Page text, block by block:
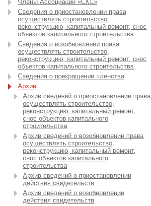
Члены Ассоциации «СКС»
Сведения о приостановлении права
осуществлять строительство,
реконструкцию, капитальный ремонт, снос
объектов капитального строительства
Сведения о возобновлении права
осуществлять строительство,
реконструкцию, капитальный ремонт, снос
объектов капитального строительства
Сведения о прекращении членства
Архив
Архив сведений о приостановлении права
осуществлять строительство,
реконструкцию, капитальный ремонт,
снос объектов капитального
строительства
Архив сведений о возобновлении права
осуществлять строительство,
реконструкцию, капитальный ремонт,
снос объектов капитального
строительства
Архив сведений о приостановлении
действия свидетельств
Архив сведений о возобновлении
действия свидетельств